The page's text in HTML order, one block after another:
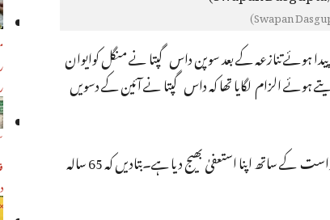
ہوئے تنازعہ کے بعد سوپن داس گپتا نے منگل کوایوان
ہوئے الزام لگایا تھا کہ داس گپتا نے آئین کے دسویں
، سوپن داس گپتا نے کل (بدھ) تک قبول کیے جانے کی درخواست کے ساتھ اپنا استعفیٰ بھیج دیا ہے۔بتادیں کہ 65 سالہ